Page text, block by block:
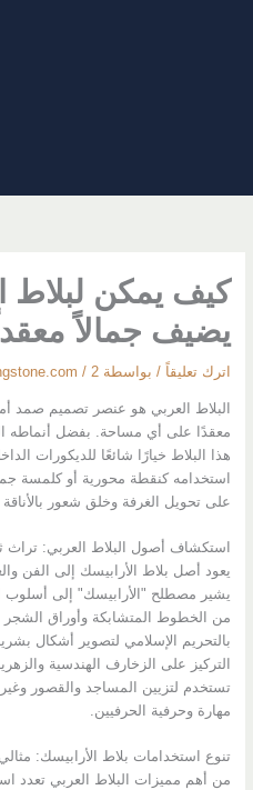
كيف يمكن لبلاط
يضيف جمالاً
اترك تعليقاً / بواسطة / 2 فبراير 2025
البلاط العربي هو عنصر تصميم صمد
معقدًا على أي مساحة. بفضل أنماطه
هذا البلاط خيارًا شائعًا للديكورات
استخدامه كنقطة محورية أو كلمسة
على تحويل الغرفة وخلق شعور بالأناقة
استكشاف أصول البلاط العربي: تراث
يعود أصل بلاط الأرابيسك إلى الفن
يشير مصطلح "الأرابيسك" إلى أسلوب
من الخطوط المتشابكة وأوراق الشجر
بالتحريم الإسلامي لتصوير أشكال
التركيز على الزخارف الهندسية
تستخدم لتزيين المساجد والقصور
مهارة وحرفية الحرفيين.
تنوع استخدامات بلاط الأرابيسك:
من أهم مميزات البلاط العربي تعدد